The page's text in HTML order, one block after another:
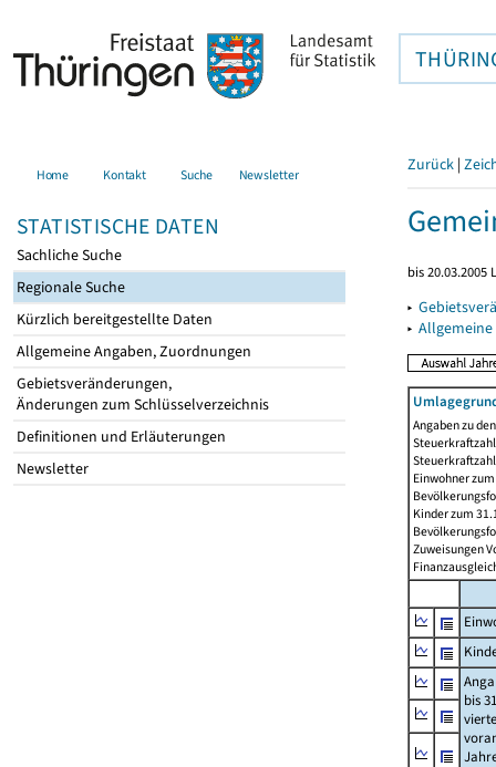
Home Kontakt Suche Newsletter
STATISTISCHE DATEN
Sachliche Suche
Regionale Suche
Kürzlich bereitgestellte Daten
Allgemeine Angaben, Zuordnungen
Gebietsveränderungen,
Änderungen zum Schlüsselverzeichnis
Definitionen und Erläuterungen
Newsletter
Zurück |
bis
▸
▸
Angaben zu
Einwohner
Kinder zum
Zuweisungen
bis